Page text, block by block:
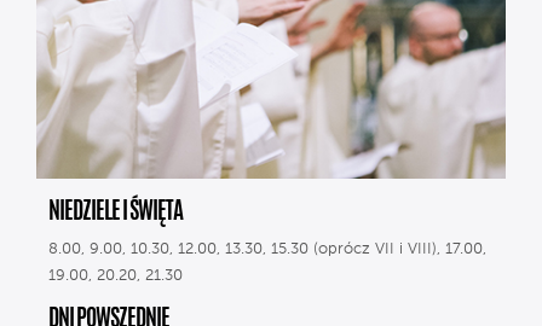
NIEDZIELE I ŚWIĘTA
8.00, 9.00, 10.30, 12.00, 13.30, 15.30 (oprócz VII i VIII), 17.00,
19.00, 20.20, 21.30
DNI POWSZEDNIE